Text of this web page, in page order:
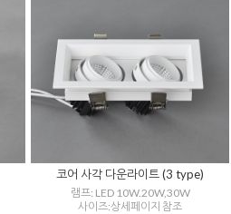
코어 사각 다운라이트 (3 type)
램프: LED 10W.20W,30W
사이즈:상세페이지 참조